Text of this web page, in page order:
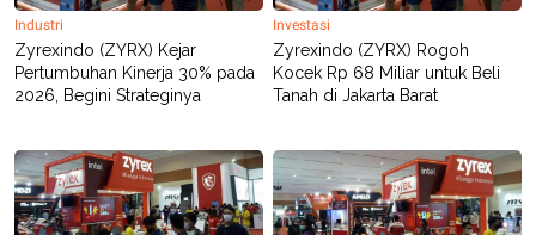
Industri
Zyrexindo (ZYRX) Kejar
Pertumbuhan Kinerja 30% pada
2026, Begini Strateginya
Investasi
Zyrexindo (ZYRX) Rogoh
Kocek Rp 68 Miliar untuk Beli
Tanah di Jakarta Barat